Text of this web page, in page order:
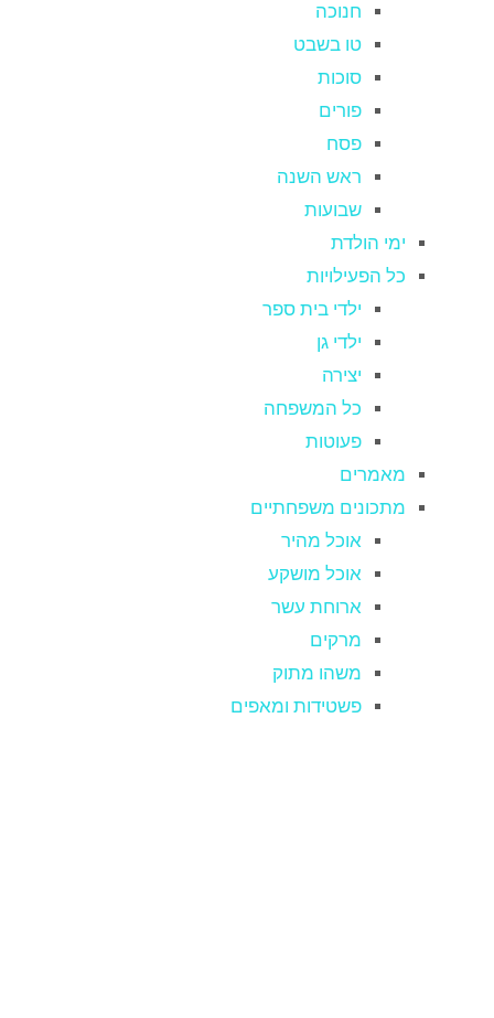
חנוכה
טו בשבט
סוכות
פורים
פסח
ראש השנה
שבועות
ימי הולדת
כל הפעילויות
ילדי בית ספר
ילדי גן
יצירה
כל המשפחה
פעוטות
מאמרים
מתכונים משפחתיים
אוכל מהיר
אוכל מושקע
ארוחת עשר
מרקים
משהו מתוק
פשטידות ומאפים